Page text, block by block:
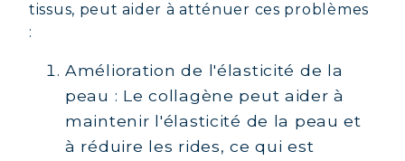
tissus, peut aider à atténuer ces problèmes
:
Amélioration de l'élasticité de la
peau : Le collagène peut aider à
maintenir l'élasticité de la peau et
à réduire les rides, ce qui est